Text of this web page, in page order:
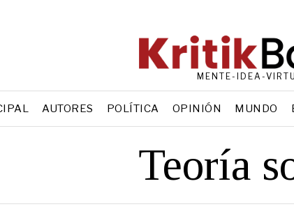
MENTE-IDEA-
AUTORES POLÍTICA OPINIÓN MUNDO
Teoría